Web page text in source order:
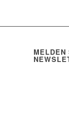
MELDEN